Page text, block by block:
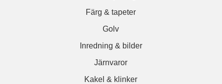
Färg & tapeter
Golv
Inredning & bilder
Järnvaror
Kakel & klinker